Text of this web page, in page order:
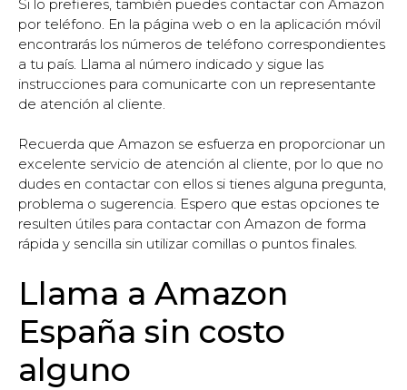
Si lo prefieres, también puedes contactar con Amazon
por teléfono. En la página web o en la aplicación móvil
encontrarás los números de teléfono correspondientes
a tu país. Llama al número indicado y sigue las
instrucciones para comunicarte con un representante
de atención al cliente.
Recuerda que Amazon se esfuerza en proporcionar un
excelente servicio de atención al cliente, por lo que no
dudes en contactar con ellos si tienes alguna pregunta,
problema o sugerencia. Espero que estas opciones te
resulten útiles para contactar con Amazon de forma
rápida y sencilla sin utilizar comillas o puntos finales.
Llama a Amazon
España sin costo
alguno